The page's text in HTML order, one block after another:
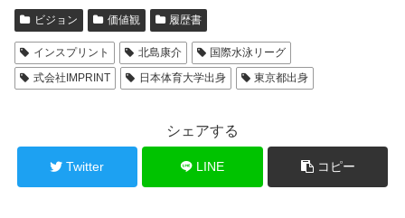
ビジョン 価値観 履歴書
インスプリント 北島康介
国際水泳リーグ
式会社IMPRINT
日本体育大学出身 東京都出身
シェアする
Twitter LINE コピー